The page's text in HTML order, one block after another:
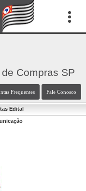
Compras SP
Frequentes Fale Conosco
Edital